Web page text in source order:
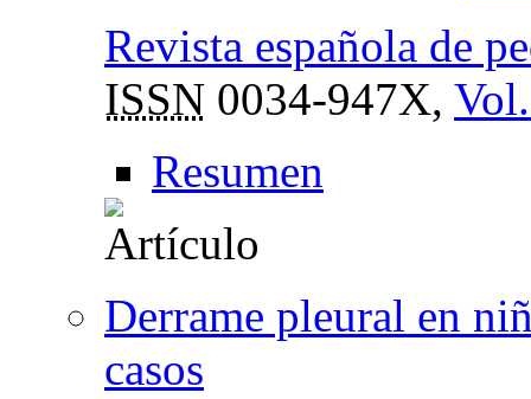
Revista española de
ISSN 0034-947X,
Resumen
Derrame pleural en
casos